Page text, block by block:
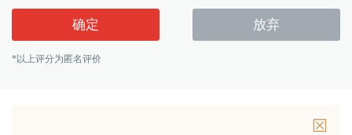
确定 放弃
*以上评分为匿名评价